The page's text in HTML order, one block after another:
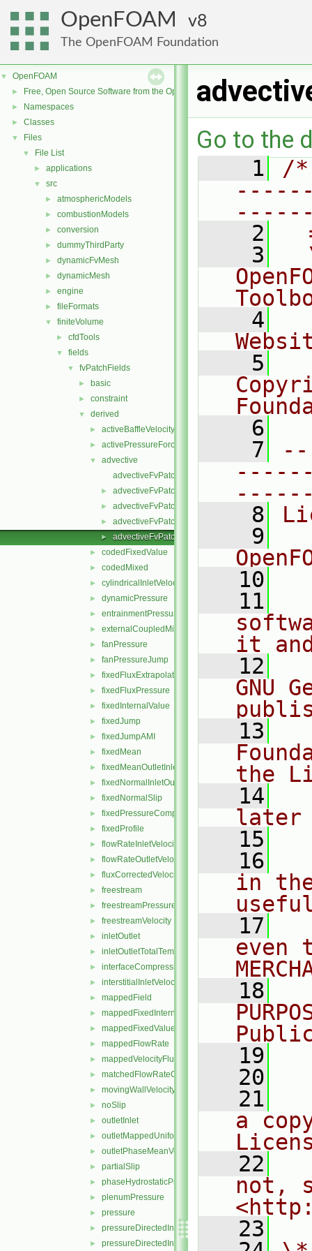
OpenFOAM 8
The OpenFOAM Foundation
▼ OpenFOAM
► Free, Open Source Software from the OpenFOAM Foundation
► Namespaces
► Classes
▼ Files
▼ File List
► applications
▼ src
► atmosphericModels
► combustionModels
► conversion
► dummyThirdParty
► dynamicFvMesh
► dynamicMesh
► engine
► fileFormats
▼ finiteVolume
► cfdTools
▼ fields
▼ fvPatchFields
► basic
► constraint
▼ derived
► activeBaffleVelocity
► activePressureForceBaffleVelocity
▼
advective
advectiveFvPatchField.C
► advectiveFvPatchField.H
► advectiveFvPatchFields.C
► advectiveFvPatchFields.H
► advectiveFvPatchFieldsFwd.H
► codedFixedValue
► codedMixed
► cylindricalInletVelocity
► dynamicPressure
► entrainmentPressure
► externalCoupledMixed
► fanPressure
► fanPressureJump
► fixedFluxExtrapolatedPressure
► fixedFluxPressure
► fixedInternalValue
► fixedJump
► fixedJumpAMI
► fixedMean
► fixedMeanOutletInlet
► fixedNormalInletOutletVelocity
► fixedNormalSlip
► fixedPressureCompressibleDensity
► fixedProfile
► flowRateInletVelocity
► flowRateOutletVelocity
► fluxCorrectedVelocity
► freestream
► freestreamPressure
► freestreamVelocity
► inletOutlet
► inletOutletTotalTemperature
► interfaceCompression
► interstitialInletVelocity
► mappedField
► mappedFixedInternalValue
► mappedFixedValue
► mappedFlowRate
► mappedVelocityFluxFixedValue
► matchedFlowRateOutletVelocity
► movingWallVelocity
► noSlip
► outletInlet
► outletMappedUniformInlet
► outletPhaseMeanVelocity
► partialSlip
► phaseHydrostaticPressure
► plenumPressure
► pressure
► pressureDirectedInletOutletVelocity
► pressureDirectedInletVelocity
Go to the
    1
/
    2
    3
    4
    5
    6
    7
    8
    9
   10
   11
it
   12
GNU
   13
the
   14
later
   15
   16
in
   17
even
   18
   19
   20
   21
a
   22
not,
   23